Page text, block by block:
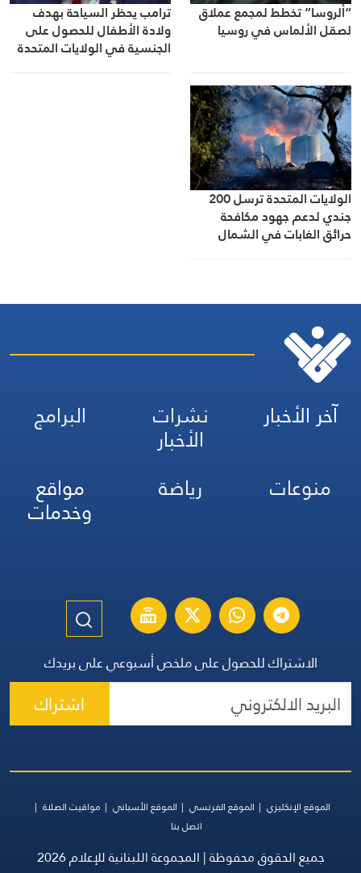
“ألروسا” تخطط لمجمع عملاق
لصقل الألماس في روسيا
ترامب يحظر السياحة بهدف
ولادة الأطفال للحصول على
الجنسية في الولايات المتحدة
الولايات المتحدة ترسل 200
جندي لدعم جهود مكافحة
حرائق الغابات في الشمال
آخر الأخبار نشرات
الأخبار
البرامج
منوعات
رياضة مواقع
وخدمات
الاشتراك للحصول على ملخص أسبوعي على بريدك
اشتراك
الموقع الإنكليزي الموقع الفرنسي الموقع الأسباني
مواقيت الصلاة
اتصل بنا
جميع الحقوق محفوظة | المجموعة اللبنانية للإعلام 2026